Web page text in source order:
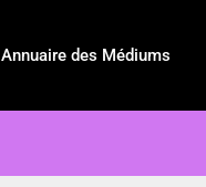
Annuaire des Médiums